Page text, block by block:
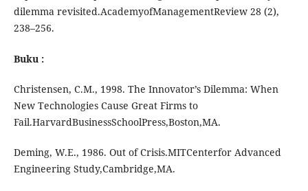
dilemma revisited.AcademyofManagementReview 28 (2),
238–256.
Buku :
Christensen, C.M., 1998. The Innovator’s Dilemma: When
New Technologies Cause Great Firms to
Fail.HarvardBusinessSchoolPress,Boston,MA.
Deming, W.E., 1986. Out of Crisis.MITCenterfor Advanced
Engineering Study,Cambridge,MA.